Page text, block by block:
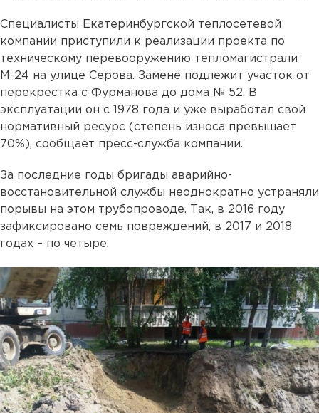
Специалисты Екатеринбургской теплосетевой
компании приступили к реализации проекта по
техническому перевооружению тепломагистрали
М-24 на улице Серова. Замене подлежит участок от
перекрестка с Фурманова до дома № 52. В
эксплуатации он с 1978 года и уже выработал свой
нормативный ресурс (степень износа превышает
70%), сообщает пресс-служба компании.
За последние годы бригады аварийно-
восстановительной службы неоднократно устраняли
порывы на этом трубопроводе. Так, в 2016 году
зафиксировано семь повреждений, в 2017 и 2018
годах – по четыре.